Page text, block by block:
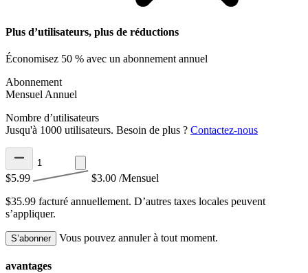
Plus d’utilisateurs, plus de réductions
Économisez 50 % avec un abonnement annuel
Abonnement
Mensuel Annuel
Nombre d’utilisateurs
Jusqu'à 1000 utilisateurs. Besoin de plus ? Contactez-nous
$5.99 $3.00 /Mensuel
$35.99 facturé annuellement. D’autres taxes locales peuvent
s’appliquer.
S’abonner Vous pouvez annuler à tout moment.
avantages